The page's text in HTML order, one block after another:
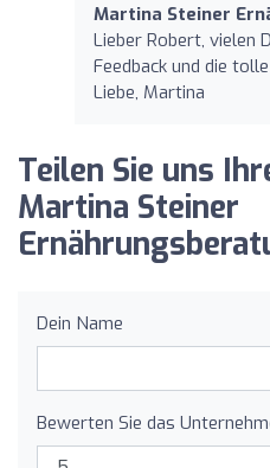
Martina Steiner
Lieber Robert, vielen
Feedback und die
Liebe, Martina
Teilen Sie uns
Martina Steiner
Dein Name
Bewerten Sie das